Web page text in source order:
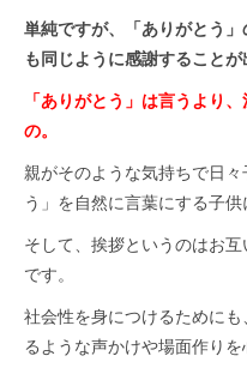
単純ですが、「ありがとう
も同じように感謝することが
「ありがとう」は言うより
の。
親がそのような気持ちで日
う」を自然に言葉にする子供
そして、挨拶というのはお
です。
社会性を身につけるために
るような声かけや場面作りを